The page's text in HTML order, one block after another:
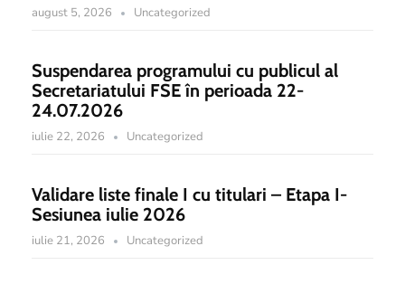
august 5, 2026 Uncategorized
Suspendarea programului cu publicul al
Secretariatului FSE în perioada 22-
24.07.2026
iulie 22, 2026 Uncategorized
Validare liste finale I cu titulari – Etapa I-
Sesiunea iulie 2026
iulie 21, 2026 Uncategorized